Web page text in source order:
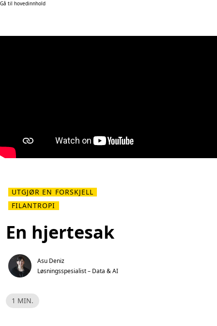
Gå til hovedinnhold
UTGJØR EN FORSKJELL
FILANTROPI
En hjertesak
Asu Deniz
Løsningsspesialist – Data & AI
L
e
1 MIN.